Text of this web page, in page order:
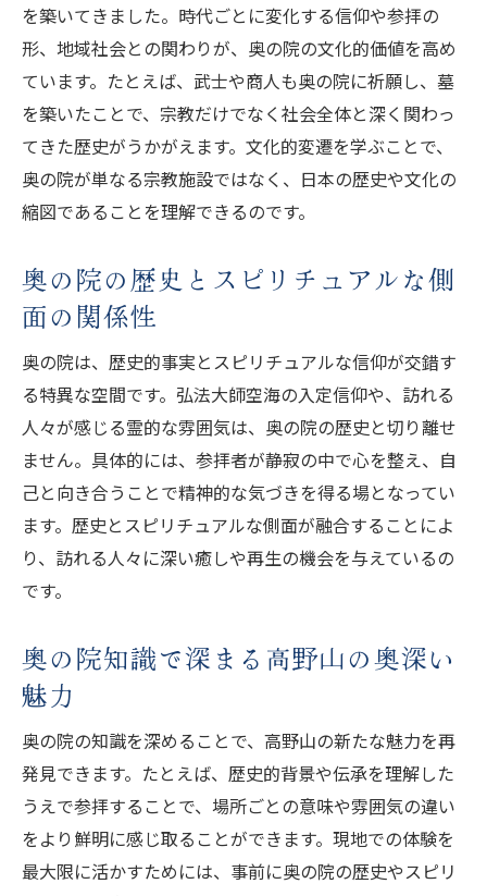
奥の院で体感するスピリチュアルな空気や
雰囲気
奥の院知識が導く高野山の不思議な体験の
数々
奥の院で起こる心の癒しと安らぎの理由を
探る
奥の院参拝時に得られる霊的なメッセージ
奥の院でしか味わえないスピリチュアルな
現象
奥の院とスピリチュアルの深い結びつきを
解説
参拝時に知っておきたい奥の院の心得
奥の院参拝で守るべきマナーと心得を解説
奥の院知識で身につく参拝ルールと注意点
奥の院の撮影禁止エリアの意味と配慮する
験談
奥の院の心得が特別な参拝体験へと導く
不思議な現象と奥の院での実話エピソード
奥の院で体験された不思議な現象の実例を
紹介
を築いてきました。時代ごとに変化する信仰や参拝の
形、地域社会との関わりが、奥の院の文化的価値を高め
ています。たとえば、武士や商人も奥の院に祈願し、墓
を築いたことで、宗教だけでなく社会全体と深く関わっ
てきた歴史がうかがえます。文化的変遷を学ぶことで、
奥の院が単なる宗教施設ではなく、日本の歴史や文化の
縮図であることを理解できるのです。
奥の院の歴史とスピリチュアルな側
面の関係性
奥の院は、歴史的事実とスピリチュアルな信仰が交錯す
る特異な空間です。弘法大師空海の入定信仰や、訪れる
人々が感じる霊的な雰囲気は、奥の院の歴史と切り離せ
ません。具体的には、参拝者が静寂の中で心を整え、自
己と向き合うことで精神的な気づきを得る場となってい
ます。歴史とスピリチュアルな側面が融合することによ
り、訪れる人々に深い癒しや再生の機会を与えているの
です。
奥の院知識で深まる高野山の奥深い
魅力
奥の院の知識を深めることで、高野山の新たな魅力を再
発見できます。たとえば、歴史的背景や伝承を理解した
うえで参拝することで、場所ごとの意味や雰囲気の違い
をより鮮明に感じ取ることができます。現地での体験を
最大限に活かすためには、事前に奥の院の歴史やスピリ